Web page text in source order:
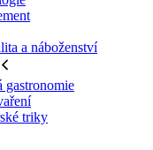
a náboženství
gastronomie
triky